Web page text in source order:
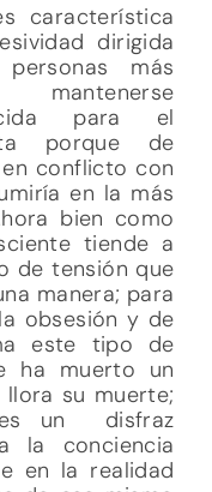
característica
dirigida
más
para el
porque de
conflicto con
en la más
bien como
tiende a
de tensión que
manera; para
obsesión y de
este tipo de
ha muerto un
su muerte;
un disfraz
la conciencia
en la realidad